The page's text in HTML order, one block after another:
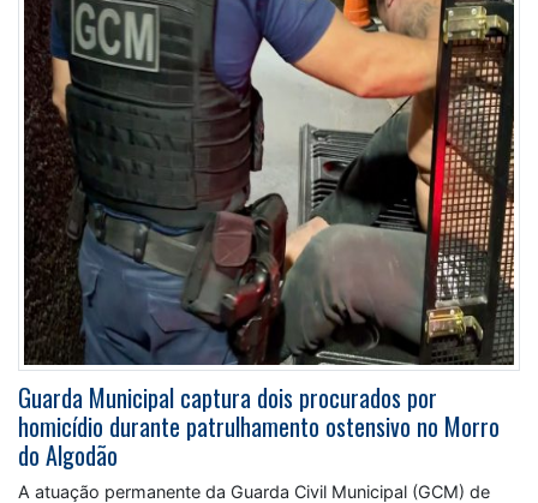
Guarda Municipal captura dois procurados por
homicídio durante patrulhamento ostensivo no Morro
do Algodão
A atuação permanente da Guarda Civil Municipal (GCM) de